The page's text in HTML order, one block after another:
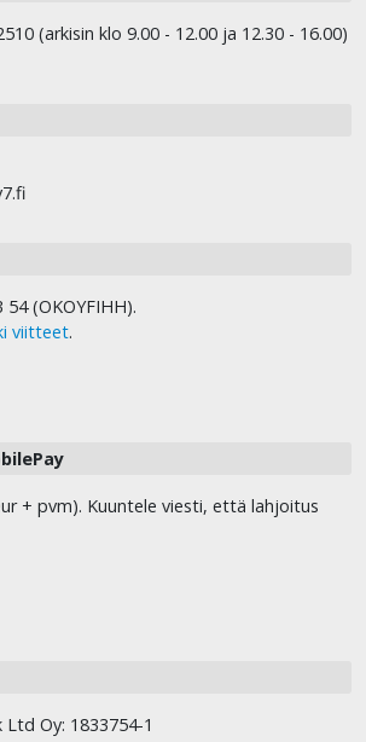
(arkisin klo 9.00 - 12.00 ja 12.30 - 16.00)
54 (OKOYFIHH).
viitteet.
+ pvm). Kuuntele viesti, että lahjoitus
Oy: 1833754-1